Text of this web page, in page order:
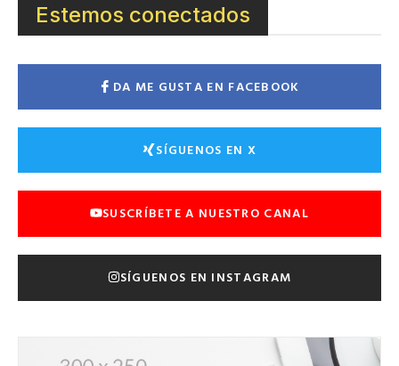
Estemos conectados
DA ME GUSTA EN FACEBOOK
SÍGUENOS EN X
SUSCRÍBETE A NUESTRO CANAL
SÍGUENOS EN INSTAGRAM